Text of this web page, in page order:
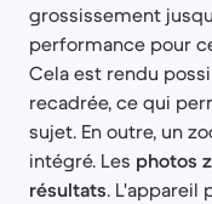
grossissement
performance pour
Cela est rendu
recadrée, ce qui
sujet. En outre, un
intégré. Les photos
résultats. L'appareil